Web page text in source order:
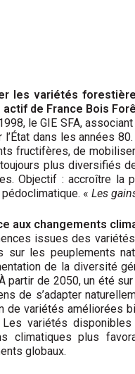
les variétés
actif de France Bois
le GIE SFA,
l’État dans les années
fructifères, de
plus diversifiés
Objectif : accroître la
« Les
aux changements
issues des
sur les peuplements
de la diversité
partir de 2050, un été
de s’adapter
de variétés améliorées
Les variétés
climatiques plus
globaux.